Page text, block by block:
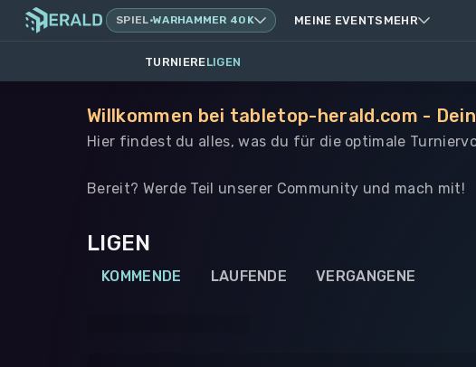
SPIEL·WARHAMMER 40K MEINE EVENTS MEHR
TURNIERELIGEN
Willkommen bei tabletop-herald.com -
Hier findest du alles, was du für die optimale
Bereit? Werde Teil unserer Community und mach mit!
LIGEN
KOMMENDE LAUFENDE VERGANGENE